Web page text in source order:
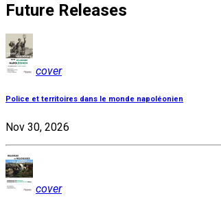
Future Releases
cover
Police et territoires dans le monde napoléonien
Nov 30, 2026
cover